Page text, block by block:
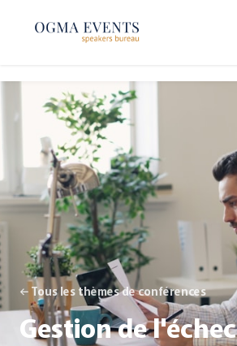
← Tous les thèmes de conférences
Gestion de l'échec